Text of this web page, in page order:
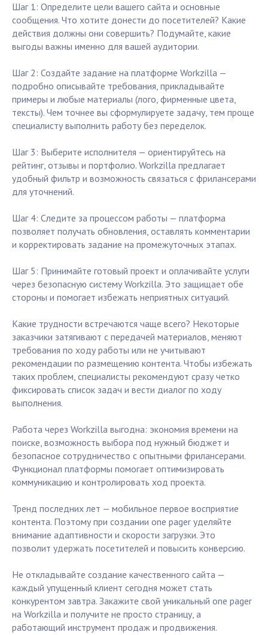
Шаг 1: Определите цели вашего сайта и основные
сообщения. Что хотите донести до посетителей? Какие
действия должны они совершить? Подумайте, какие
выгоды важны именно для вашей аудитории.
Шаг 2: Создайте задание на платформе Workzilla —
подробно описывайте требования, прикладывайте
примеры и любые материалы (лого, фирменные цвета,
тексты). Чем точнее вы сформулируете задачу, тем проще
специалисту выполнить работу без переделок.
Шаг 3: Выберите исполнителя — ориентируйтесь на
рейтинг, отзывы и портфолио. Workzilla предлагает
удобный фильтр и возможность связаться с фрилансерами
для уточнений.
Шаг 4: Следите за процессом работы — платформа
позволяет получать обновления, оставлять комментарии
и корректировать задание на промежуточных этапах.
Шаг 5: Принимайте готовый проект и оплачивайте услуги
через безопасную систему Workzilla. Это защищает обе
стороны и помогает избежать неприятных ситуаций.
Какие трудности встречаются чаще всего? Некоторые
заказчики затягивают с передачей материалов, меняют
требования по ходу работы или не учитывают
рекомендации по размещению контента. Чтобы избежать
таких проблем, специалисты рекомендуют сразу четко
фиксировать список задач и вести диалог по ходу
выполнения.
Работа через Workzilla выгодна: экономия времени на
поиске, возможность выбора под нужный бюджет и
безопасное сотрудничество с опытными фрилансерами.
Функционал платформы помогает оптимизировать
коммуникацию и контролировать ход проекта.
Тренд последних лет — мобильное первое восприятие
контента. Поэтому при создании one pager уделяйте
внимание адаптивности и скорости загрузки. Это
позволит удержать посетителей и повысить конверсию.
Не откладывайте создание качественного сайта —
каждый упущенный клиент сегодня может стать
конкурентом завтра. Закажите свой уникальный one pager
на Workzilla и получите не просто страницу, а
работающий инструмент продаж и продвижения.